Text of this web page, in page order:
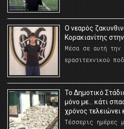
O νεαρός
Κορακιανίτης
Μέσα σε αυτή την
ερασιτεχνικού
Το Δημοτικό
μόνο με… κάτι
χρόνος τελειώνει
Τέσσερις ημέρες